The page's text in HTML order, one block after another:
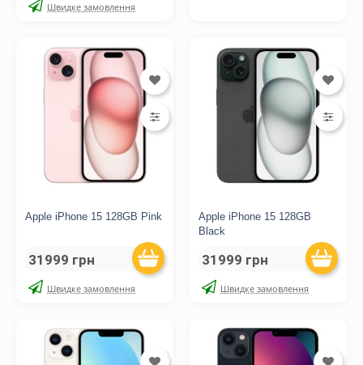
Швидке замовлення
Apple iPhone 15 128GB Pink
31999 грн
Швидке замовлення
Apple iPhone 15 128GB
Black
31999 грн
Швидке замовлення